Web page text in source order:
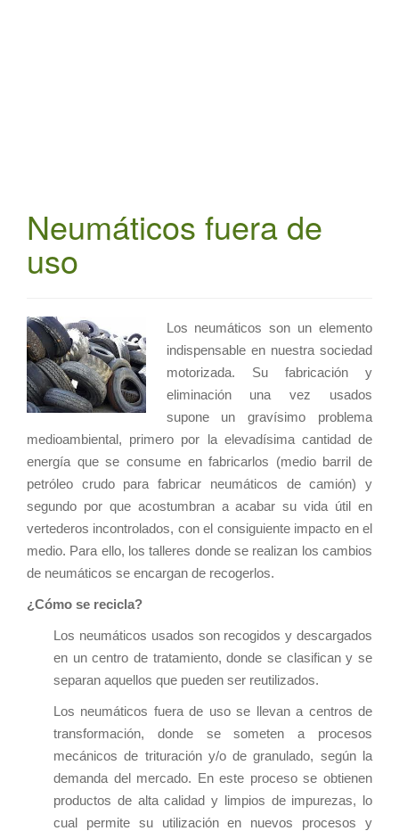
Neumáticos fuera de
uso
Los neumáticos son un elemento
indispensable en nuestra sociedad
motorizada. Su fabricación y
eliminación una vez usados
supone un gravísimo problema
medioambiental, primero por la elevadísima cantidad de
energía que se consume en fabricarlos (medio barril de
petróleo crudo para fabricar neumáticos de camión) y
segundo por que acostumbran a acabar su vida útil en
vertederos incontrolados, con el consiguiente impacto en el
medio. Para ello, los talleres donde se realizan los cambios
de neumáticos se encargan de recogerlos.
¿Cómo se recicla?
Los neumáticos usados son recogidos y descargados
en un centro de tratamiento, donde se clasifican y se
separan aquellos que pueden ser reutilizados.
Los neumáticos fuera de uso se llevan a centros de
transformación, donde se someten a procesos
mecánicos de trituración y/o de granulado, según la
demanda del mercado. En este proceso se obtienen
productos de alta calidad y limpios de impurezas, lo
cual permite su utilización en nuevos procesos y